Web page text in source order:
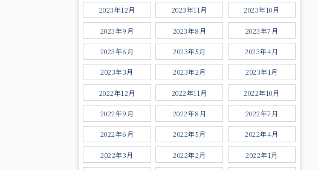
2023年12月 2023年11月 2023年10月
2023年9月 2023年8月 2023年7月
2023年6月 2023年5月 2023年4月
2023年3月 2023年2月 2023年1月
2022年12月 2022年11月 2022年10月
2022年9月 2022年8月 2022年7月
2022年6月 2022年5月 2022年4月
2022年3月 2022年2月 2022年1月